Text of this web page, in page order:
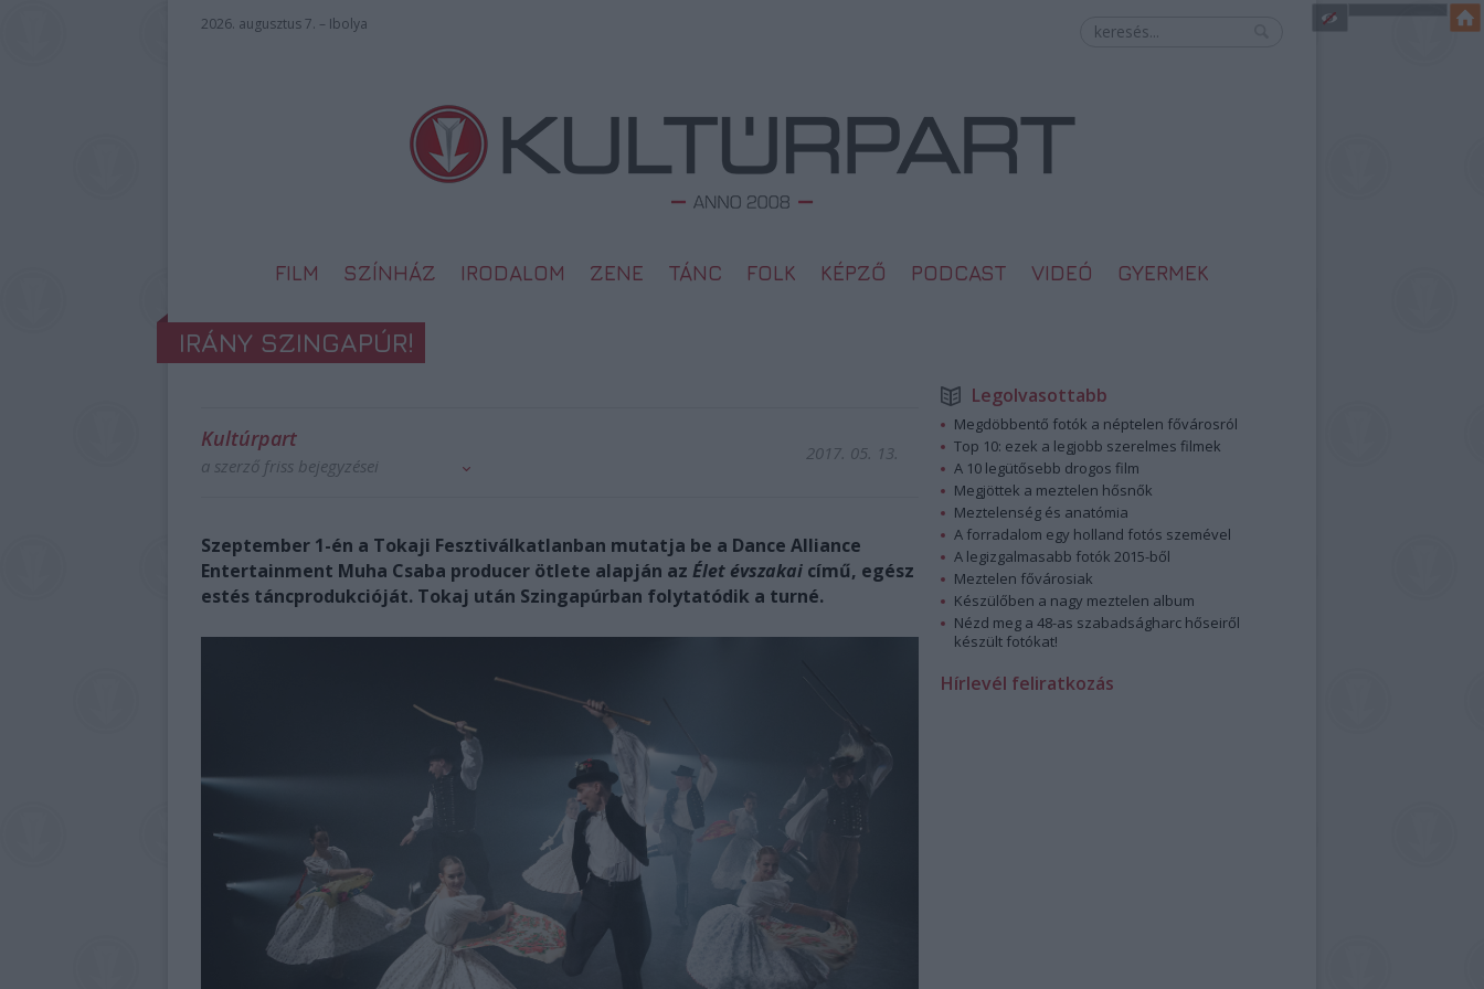
2026. augusztus 7. – Ibolya
FILM SZÍNHÁZ IRODALOM ZENE TÁNC FOLK KÉPZŐ PODCAST VIDEÓ GYERMEK
IRÁNY SZINGAPÚR!
Kultúrpart
a szerző friss bejegyzései
2017. 05. 13.
Szeptember 1-én a Tokaji Fesztiválkatlanban mutatja be a Dance Alliance
Entertainment Muha Csaba producer ötlete alapján az Élet évszakai című, egész
estés táncprodukcióját. Tokaj után Szingapúrban folytatódik a turné.
Legolvasottabb
Megdöbbentő fotók a néptelen fővárosról
Top 10: ezek a legjobb szerelmes filmek
A 10 legütősebb drogos film
Megjöttek a meztelen hősnők
Meztelenség és anatómia
A forradalom egy holland fotós szemével
A legizgalmasabb fotók 2015-ből
Meztelen fővárosiak
Készülőben a nagy meztelen album
Nézd meg a 48-as szabadságharc hőseiről
készült fotókat!
Hírlevél feliratkozás